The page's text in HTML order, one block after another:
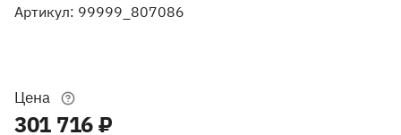
Артикул: 99999_807086
Цена
301 716 ₽